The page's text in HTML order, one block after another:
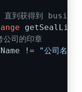
直到获得到
司的印章
!= "公司名称"